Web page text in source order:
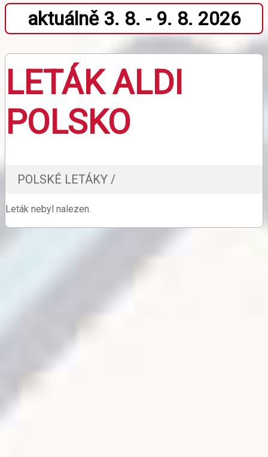
aktuálně 3. 8. - 9. 8. 2026
LETÁK ALDI
POLSKO
POLSKÉ LETÁKY /
Leták nebyl nalezen.